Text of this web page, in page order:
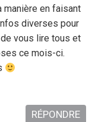
manière en faisant
diverses pour
vous lire tous et
ce mois-ci.
RÉPONDRE